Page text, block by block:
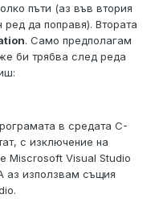
пъти (аз във втория
да поправя). Втората
. Само предполагам
би трябва след реда
в средата C-
с изключение на
Miscrosoft Visual Studio
аз използвам същия